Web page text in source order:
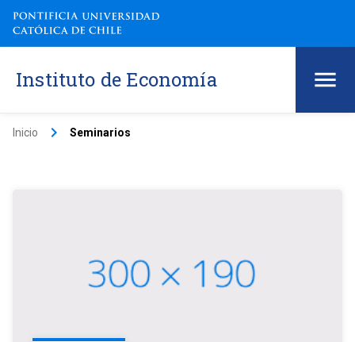
Instituto de Economía
Inicio keyboard_arrow_right Seminarios